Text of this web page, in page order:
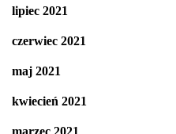
lipiec 2021
czerwiec 2021
maj 2021
kwiecień 2021
marzec 2021